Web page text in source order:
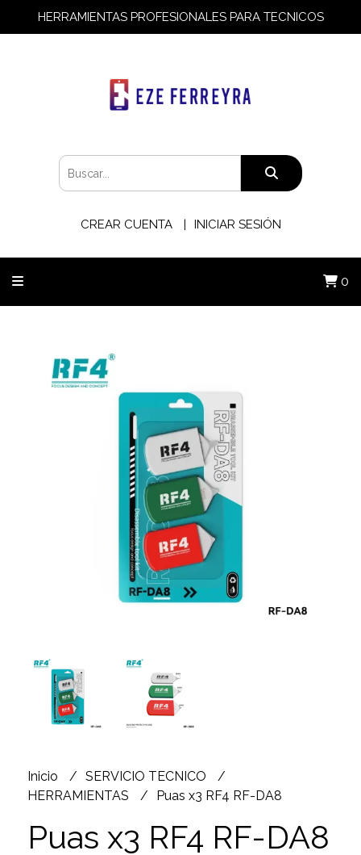
HERRAMIENTAS PROFESIONALES PARA TECNICOS
CREAR CUENTA INICIAR SESIÓN
0
Inicio
SERVICIO TECNICO
HERRAMIENTAS
Puas x3 RF4 RF-DA8
Puas x3 RF4 RF-DA8